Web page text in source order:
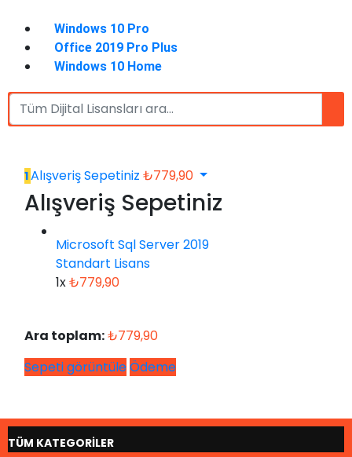
Windows 10 Pro
Office 2019 Pro Plus
Windows 10 Home
1Alışveriş Sepetiniz ₺779,90
Alışveriş Sepetiniz
Microsoft Sql Server 2019
Standart Lisans
1x₺779,90
Ara toplam:₺779,90
Sepeti görüntüleÖdeme
TÜM KATEGORİLER